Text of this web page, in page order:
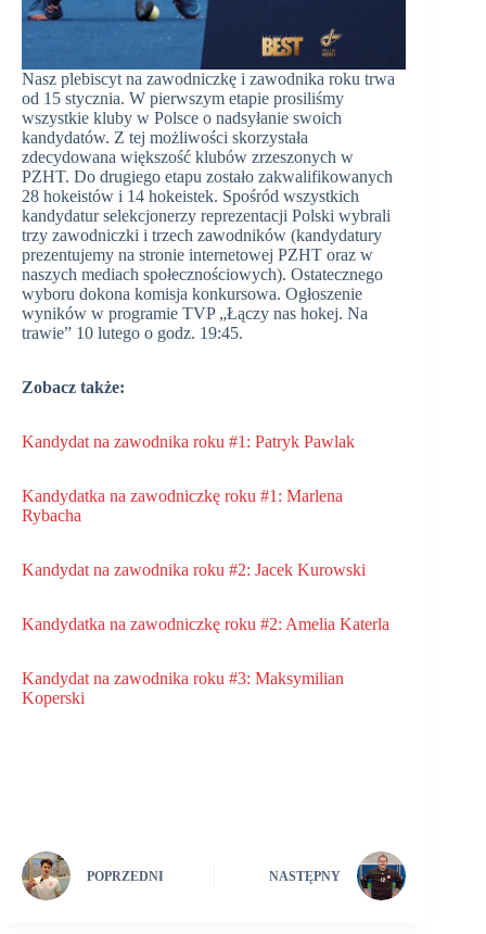
Nasz plebiscyt na zawodniczkę i zawodnika roku trwa
od 15 stycznia. W pierwszym etapie prosiliśmy
wszystkie kluby w Polsce o nadsyłanie swoich
kandydatów. Z tej możliwości skorzystała
zdecydowana większość klubów zrzeszonych w
PZHT. Do drugiego etapu zostało zakwalifikowanych
28 hokeistów i 14 hokeistek. Spośród wszystkich
kandydatur selekcjonerzy reprezentacji Polski wybrali
trzy zawodniczki i trzech zawodników (kandydatury
prezentujemy na stronie internetowej PZHT oraz w
naszych mediach społecznościowych). Ostatecznego
wyboru dokona komisja konkursowa. Ogłoszenie
wyników w programie TVP „Łączy nas hokej. Na
trawie” 10 lutego o godz. 19:45.
Zobacz także:
Kandydat na zawodnika roku #1: Patryk Pawlak
Kandydatka na zawodniczkę roku #1: Marlena
Rybacha
Kandydat na zawodnika roku #2: Jacek Kurowski
Kandydatka na zawodniczkę roku #2: Amelia Katerla
Kandydat na zawodnika roku #3: Maksymilian
Koperski
POPRZEDNI NASTĘPNY